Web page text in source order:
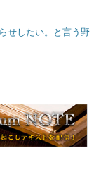
せしたい。と言う野